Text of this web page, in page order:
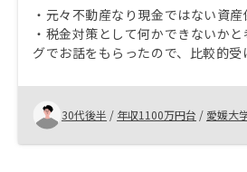
・元々不動産なり現金ではない資
・税金対策として何かできないか
グでお話をもらったので、比較的
色々質問させてもらった際、デー
説明してくれたのが良かった ・最
頼するしかないが、その点言動など
るところがあった ・追加購入のキャンペーンをセールス
されたが、まだ購入済み物件の運
30代後半 / 年収1100万円台 / 愛媛大